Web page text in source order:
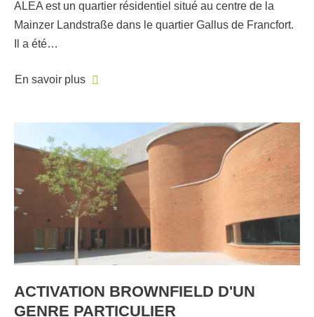
ALEA est un quartier résidentiel situé au centre de la
Mainzer Landstraße dans le quartier Gallus de Francfort.
Il a été…
En savoir plus
ACTIVATION BROWNFIELD D'UN
GENRE PARTICULIER